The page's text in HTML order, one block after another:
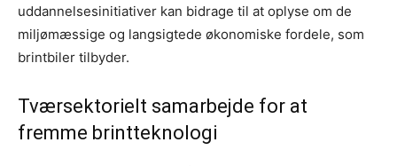
uddannelsesinitiativer kan bidrage til at oplyse om de
miljømæssige og langsigtede økonomiske fordele, som
brintbiler tilbyder.
Tværsektorielt samarbejde for at
fremme brintteknologi